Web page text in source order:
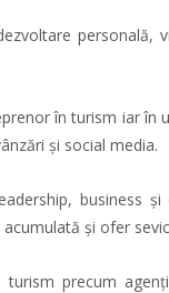
personală,
în turism iar
și social media.
business
și ofer
turism precum